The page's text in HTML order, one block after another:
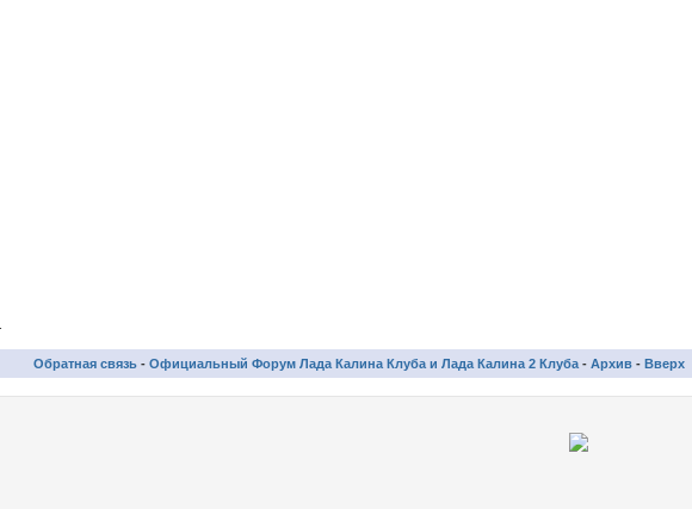
Обратная связь - Официальный Форум Лада Калина Клуба и Лада Калина 2 Клуба - Архив - Вверх